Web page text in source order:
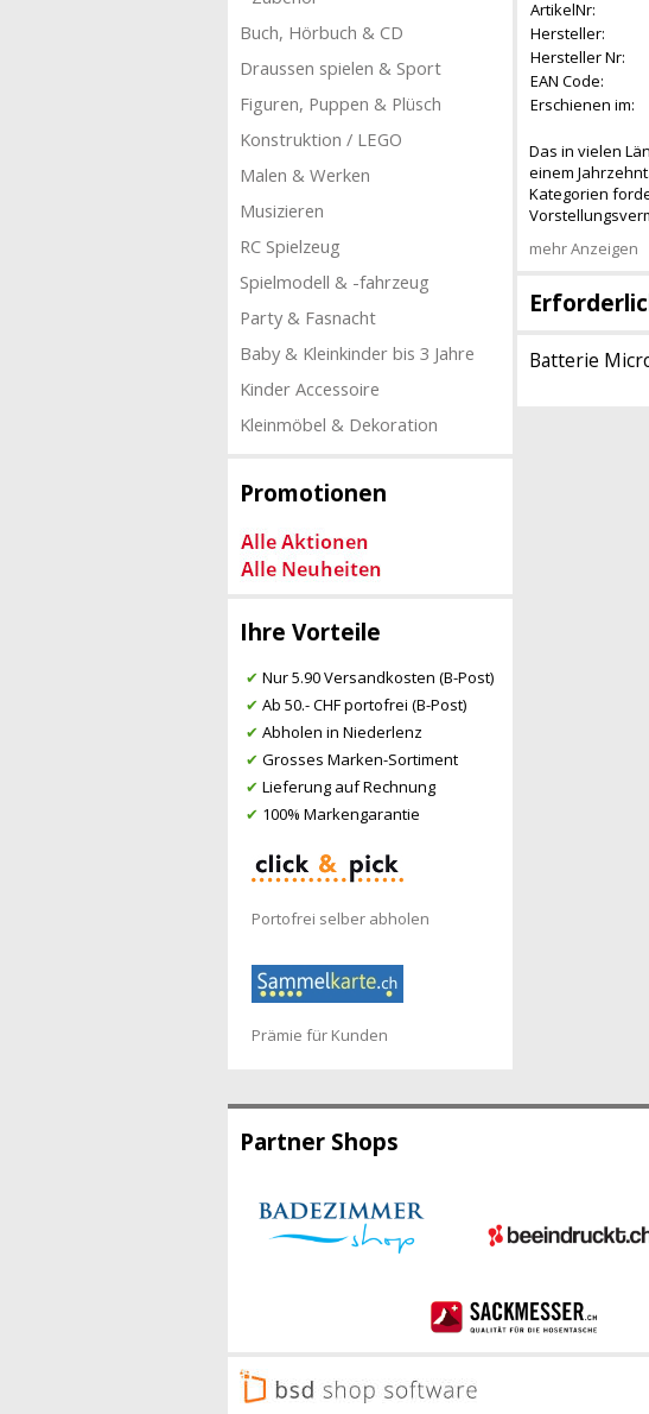
Buch, Hörbuch & CD
Draussen spielen & Sport
Figuren, Puppen & Plüsch
Konstruktion / LEGO
Malen & Werken
Musizieren
RC Spielzeug
Spielmodell & -fahrzeug
Party & Fasnacht
Baby & Kleinkinder bis 3 Jahre
Kinder Accessoire
Kleinmöbel & Dekoration
Promotionen
Ihre Vorteile
✔ Nur 5.90 Versandkosten (B-Post)
✔ Ab 50.- CHF portofrei (B-Post)
✔ Abholen in Niederlenz
✔ Grosses Marken-Sortiment
✔ Lieferung auf Rechnung
✔ 100% Markengarantie
Portofrei selber abholen
Prämie für Kunden
ArtikelNr:
Hersteller:
Hersteller Nr:
EAN Code:
Erschienen im:
Das in vielen
einem
Kategorien
mehr Anzeigen
Batterie
Partner Shops